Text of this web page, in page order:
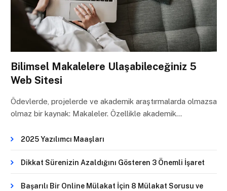
Bilimsel Makalelere Ulaşabileceğiniz 5
Web Sitesi
Ödevlerde, projelerde ve akademik araştırmalarda olmazsa
olmaz bir kaynak: Makaleler. Özellikle akademik…
2025 Yazılımcı Maaşları
Dikkat Sürenizin Azaldığını Gösteren 3 Önemli İşaret
Başarılı Bir Online Mülakat İçin 8 Mülakat Sorusu ve